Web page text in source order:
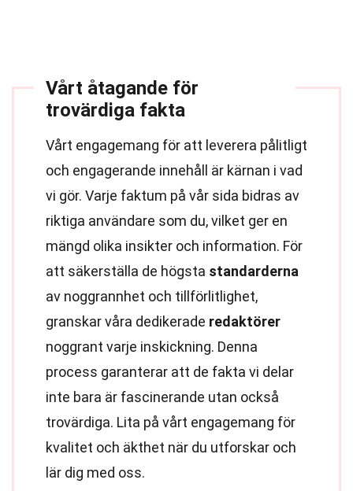
Vårt åtagande för
trovärdiga fakta
Vårt engagemang för att leverera pålitligt
och engagerande innehåll är kärnan i vad
vi gör. Varje faktum på vår sida bidras av
riktiga användare som du, vilket ger en
mängd olika insikter och information. För
att säkerställa de högsta standarderna
av noggrannhet och tillförlitlighet,
granskar våra dedikerade redaktörer
noggrant varje inskickning. Denna
process garanterar att de fakta vi delar
inte bara är fascinerande utan också
trovärdiga. Lita på vårt engagemang för
kvalitet och äkthet när du utforskar och
lär dig med oss.